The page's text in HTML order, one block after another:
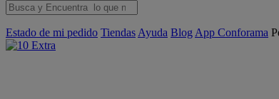
Estado de mi pedido Tiendas Ayuda Blog App Conforama